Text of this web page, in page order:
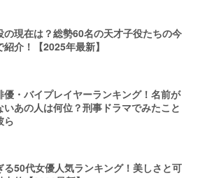
の現在は？総勢60名の天才子役たちの今
紹介！【2025年最新】
優・バイプレイヤーランキング！名前が
いあの人は何位？刑事ドラマでみたこと
ら
る50代女優人気ランキング！美しさと可